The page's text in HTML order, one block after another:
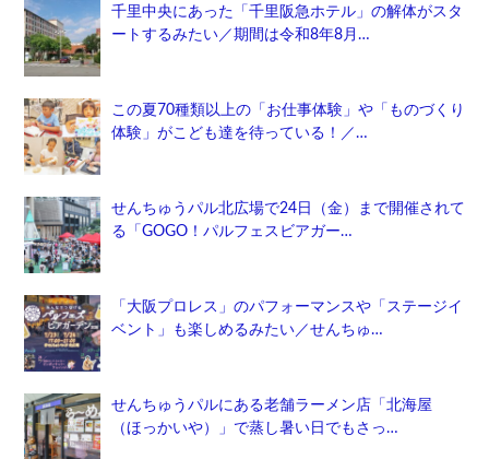
千里中央にあった「千里阪急ホテル」の解体がスタ
ートするみたい／期間は令和8年8月…
この夏70種類以上の「お仕事体験」や「ものづくり
体験」がこども達を待っている！／…
せんちゅうパル北広場で24日（金）まで開催されて
る「GOGO！パルフェスビアガー…
「大阪プロレス」のパフォーマンスや「ステージイ
ベント」も楽しめるみたい／せんちゅ…
せんちゅうパルにある老舗ラーメン店「北海屋
（ほっかいや）」で蒸し暑い日でもさっ…